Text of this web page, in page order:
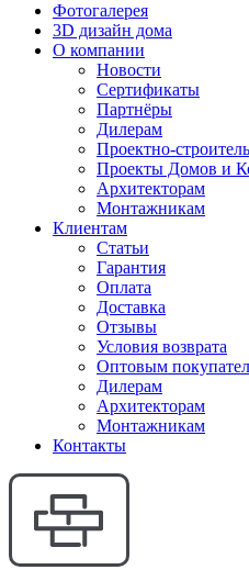
Фотогалерея
3D дизайн дома
О компании
Новости
Сертификаты
Партнёры
Дилерам
Проектно-
Проекты Домов и
Архитекторам
Монтажникам
Клиентам
Статьи
Гарантия
Оплата
Доставка
Отзывы
Условия возврата
Оптовым
Дилерам
Архитекторам
Монтажникам
Контакты